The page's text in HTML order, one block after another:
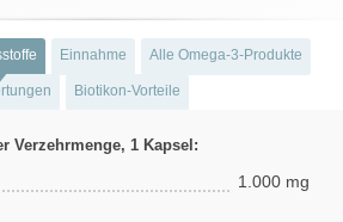
Einnahme Alle Omega-3-Produkte
Biotikon-Vorteile
Verzehrmenge, 1 Kapsel:
1.000 mg